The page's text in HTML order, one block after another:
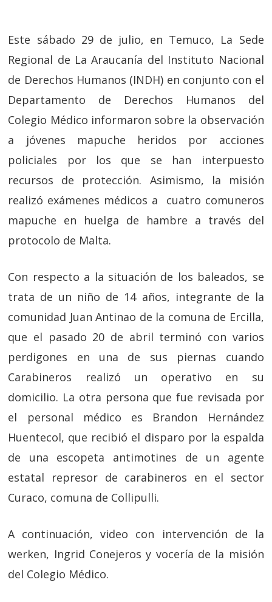
Este sábado 29 de julio, en Temuco, La Sede
Regional de La Araucanía del Instituto Nacional
de Derechos Humanos (INDH) en conjunto con el
Departamento de Derechos Humanos del
Colegio Médico informaron sobre la observación
a jóvenes mapuche heridos por acciones
policiales por los que se han interpuesto
recursos de protección. Asimismo, la misión
realizó exámenes médicos a cuatro comuneros
mapuche en huelga de hambre a través del
protocolo de Malta.
Con respecto a la situación de los baleados, se
trata de un niño de 14 años, integrante de la
comunidad Juan Antinao de la comuna de Ercilla,
que el pasado 20 de abril terminó con varios
perdigones en una de sus piernas cuando
Carabineros realizó un operativo en su
domicilio. La otra persona que fue revisada por
el personal médico es Brandon Hernández
Huentecol, que recibió el disparo por la espalda
de una escopeta antimotines de un agente
estatal represor de carabineros en el sector
Curaco, comuna de Collipulli.
A continuación, video con intervención de la
werken, Ingrid Conejeros y vocería de la misión
del Colegio Médico.